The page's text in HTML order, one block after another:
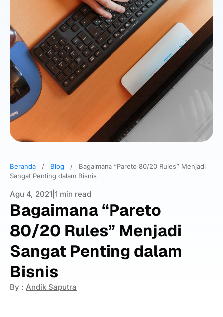
Beranda / Blog /
Bagaimana “Pareto 80/20 Rules” Menjadi
Sangat Penting dalam Bisnis
Agu 4, 2021 1 min read
Bagaimana “Pareto
80/20 Rules” Menjadi
Sangat Penting dalam
Bisnis
By : Andik Saputra